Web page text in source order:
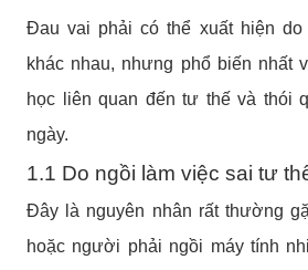
Đau vai phải có thể xuất hiện do
khác nhau, nhưng phổ biến nhất
học liên quan đến tư thế và thói
ngày.
1.1 Do ngồi làm việc sai tư
Đây là nguyên nhân rất thường
hoặc người phải ngồi máy tính